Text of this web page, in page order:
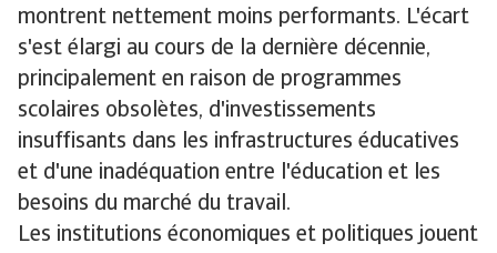
montrent nettement moins performants. L'écart
s'est élargi au cours de la dernière décennie,
principalement en raison de programmes
scolaires obsolètes, d'investissements
insuffisants dans les infrastructures éducatives
et d'une inadéquation entre l'éducation et les
besoins du marché du travail.
Les institutions économiques et politiques jouent